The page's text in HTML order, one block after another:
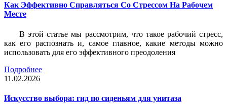
Как Эффективно Справляться Со Стрессом На Рабочем
Месте
В этой статье мы рассмотрим, что такое рабочий стресс,
как его распознать и, самое главное, какие методы можно
использовать для его эффективного преодоления
Подробнее
11.02.2026
Искусство выбора: гид по сиденьям для унитаза